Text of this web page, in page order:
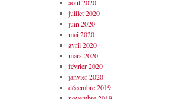
août 2020
juillet 2020
juin 2020
mai 2020
avril 2020
mars 2020
février 2020
janvier 2020
décembre 2019